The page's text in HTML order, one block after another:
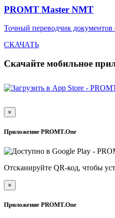
PROMT Master NMT
Точный переводчик документов
СКАЧАТЬ
Скачайте мобильное
×
Приложение PROMT.One
Отсканируйте QR-код, чтобы
×
Приложение PROMT.One